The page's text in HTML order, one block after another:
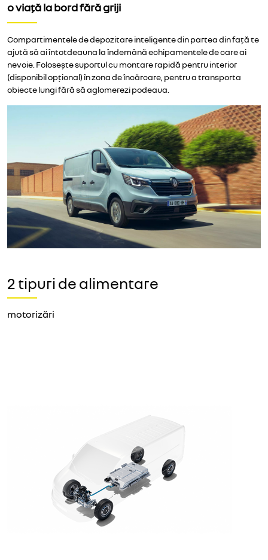
o viață la bord fără griji
Compartimentele de depozitare inteligente din partea din față te
ajută să ai întotdeauna la îndemână echipamentele de care ai
nevoie. Folosește suportul cu montare rapidă pentru interior
(disponibil opțional) în zona de încărcare, pentru a transporta
obiecte lungi fără să aglomerezi podeaua.
2 tipuri de alimentare
motorizări